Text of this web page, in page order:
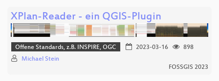
XPlan-Reader - ein QGIS-Plugin
Offene Standards, z.B. INSPIRE, OGC 2023-03-16
898
Michael Stein
FOSSGIS 2023